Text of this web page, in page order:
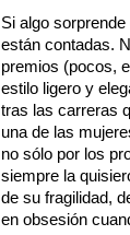
Si algo
están contadas.
premios (pocos,
estilo ligero y
tras las carreras
una de las
no sólo por los
siempre la
de su fragilidad,
en obsesión